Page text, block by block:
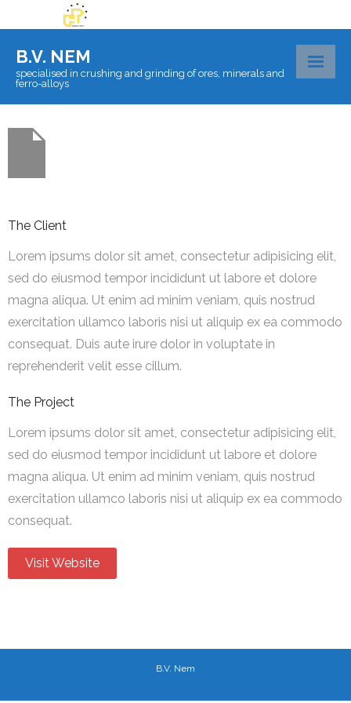
B.V. NEM
specialised in crushing and grinding of ores, minerals and
ferro-alloys
Laboratory
Logistics
Contact
The Client
Lorem ipsums dolor sit amet, consectetur adipisicing elit,
sed do eiusmod tempor incididunt ut labore et dolore
magna aliqua. Ut enim ad minim veniam, quis nostrud
exercitation ullamco laboris nisi ut aliquip ex ea commodo
consequat. Duis aute irure dolor in voluptate in
reprehenderit velit esse cillum.
The Project
Lorem ipsums dolor sit amet, consectetur adipisicing elit,
sed do eiusmod tempor incididunt ut labore et dolore
magna aliqua. Ut enim ad minim veniam, quis nostrud
exercitation ullamco laboris nisi ut aliquip ex ea commodo
consequat.
Visit Website
B.V. Nem